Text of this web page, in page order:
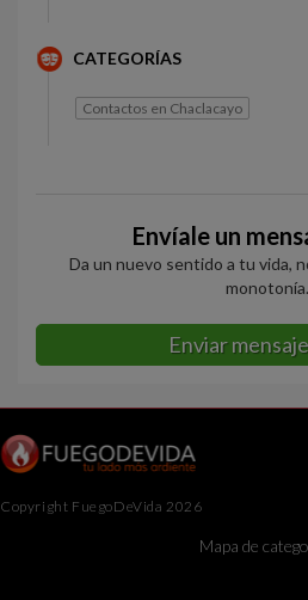
CATEGORÍAS
Contactos en Chaclacayo
Envíale un
Da un nuevo sentido a tu vida,
monotonía.
Enviar
Copyright FuegoDeVida 2026
Mapa de